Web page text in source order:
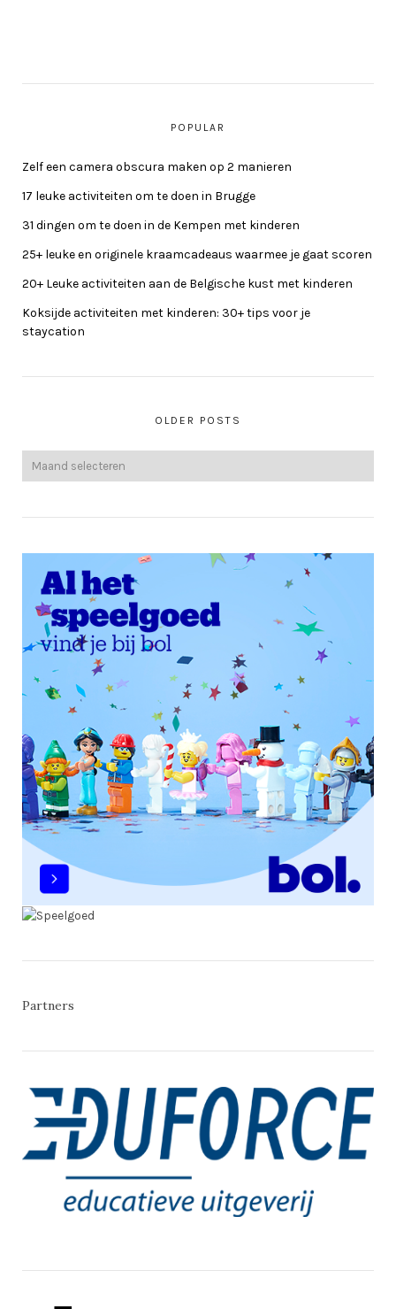
POPULAR
Zelf een camera obscura maken op 2 manieren
17 leuke activiteiten om te doen in Brugge
31 dingen om te doen in de Kempen met kinderen
25+ leuke en originele kraamcadeaus waarmee je gaat scoren
20+ Leuke activiteiten aan de Belgische kust met kinderen
Koksijde activiteiten met kinderen: 30+ tips voor je
staycation
OLDER POSTS
Partners